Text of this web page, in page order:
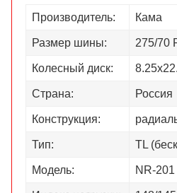
Производитель: Кама
Размер шины: 275/70
Колесный диск:
Страна: Россия
Конструкция:
Тип: TL
Модель: NR-201